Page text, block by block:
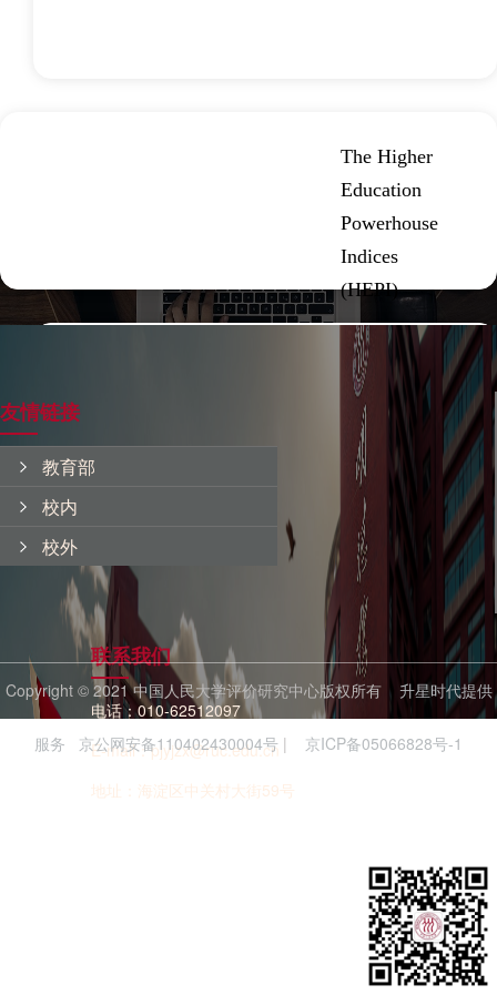
The Higher
Education
Powerhouse
Indices
(HEPI)
《境外大学学科分级目录（人文社
中国人民大学学科发展与评估数据监测平
Discipline development and evaluation data monitoring platform of
Renmin University of China
友情链接
教育部
校内
校外
联系我们
电话：010-62512097
E-mail：pjyjzx@ruc.edu.cn
地址：海淀区中关村大街59号
Copyright © 2021 中国人民大学评价研究中心版权所有 升星时代提供
服务 京公网安备110402430004号 | 京ICP备05066828号-1